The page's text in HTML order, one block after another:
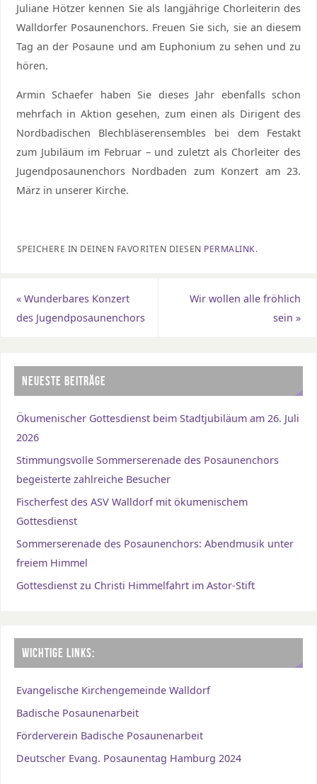
Juliane Hötzer kennen Sie als langjährige Chorleiterin des
Walldorfer Posaunenchors. Freuen Sie sich, sie an diesem
Tag an der Posaune und am Euphonium zu sehen und zu
hören.
Armin Schaefer haben Sie dieses Jahr ebenfalls schon
mehrfach in Aktion gesehen, zum einen als Dirigent des
Nordbadischen Blechbläserensembles bei dem Festakt
zum Jubiläum im Februar – und zuletzt als Chorleiter des
Jugendposaunenchors Nordbaden zum Konzert am 23.
März in unserer Kirche.
SPEICHERE IN DEINEN FAVORITEN DIESEN PERMALINK.
«Wunderbares Konzert
des Jugendposaunenchors
Wir wollen alle fröhlich
sein»
NEUESTE BEITRÄGE
Ökumenischer Gottesdienst beim Stadtjubiläum am 26. Juli
2026
Stimmungsvolle Sommerserenade des Posaunenchors
begeisterte zahlreiche Besucher
Fischerfest des ASV Walldorf mit ökumenischem
Gottesdienst
Sommerserenade des Posaunenchors: Abendmusik unter
freiem Himmel
Gottesdienst zu Christi Himmelfahrt im Astor-Stift
WICHTIGE LINKS:
Evangelische Kirchengemeinde Walldorf
Badische Posaunenarbeit
Förderverein Badische Posaunenarbeit
Deutscher Evang. Posaunentag Hamburg 2024